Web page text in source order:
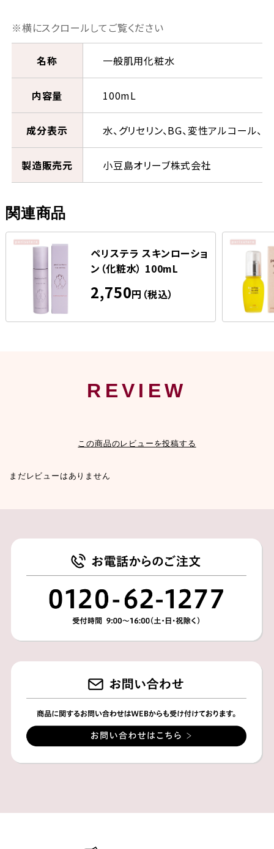
名称 一般肌用化粧水
内容量 100mL
成分表示 水、グリセリン、BG、変性アルコール
製造販売元 小豆島オリーブ株式会社
関連商品
ペリステラ スキンローショ
ン（化粧水） 100mL
2,750円（税込）
REVIEW
この商品のレビューを投稿する
まだレビューはありません